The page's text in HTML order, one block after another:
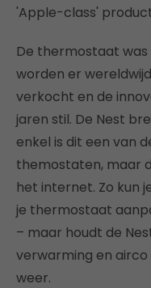
'Apple-class'
De thermostaat was
worden er
verkocht en de
jaren stil. De Nest
enkel is dit een van
themostaten, maar
het internet. Zo kun
je thermostaat
– maar houdt de
verwarming en
weer.